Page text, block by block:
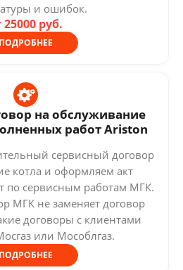
и ошибок.
25000 руб.
ПОДРОБНЕЕ
на обслуживание
работ Ariston
сервисный договор
котла и оформляем акт
по сервисным работам МГК.
МГК не заменяет договор
договоры с клиентами
или Мособлгаз.
ПОДРОБНЕЕ